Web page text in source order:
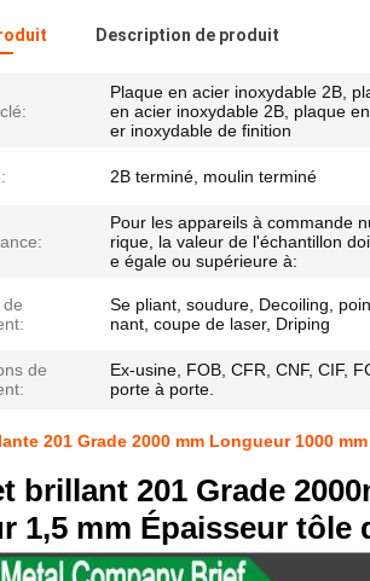
Description de produit
Plaque en acier inoxydable 2B,
en acier inoxydable 2B, plaque
er inoxydable de finition
2B terminé, moulin terminé
Pour les appareils à commande
rique, la valeur de l'échantillon
e égale ou supérieure à:
de
Se pliant, soudure, Decoiling,
nant, coupe de laser, Driping
de
Ex-usine, FOB, CFR, CNF, CIF,
porte à porte.
201 Grade 2000 mm Longueur 1000
brillant 201 Grade
1,5 mm Épaisseur